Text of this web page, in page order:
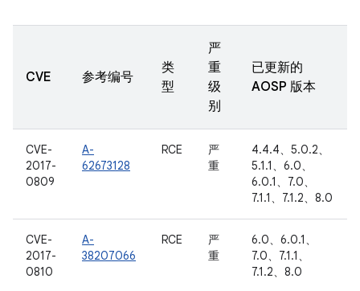
CVE 参考编号
类
型
严
重
级
别
已更新的
AOSP 版本
CVE-
2017-
0809
A-
62673128
RCE
严
重
4.4.4、5.0.2、
5.1.1、6.0、
6.0.1、7.0、
7.1.1、7.1.2、8.0
CVE-
2017-
0810
A-
38207066
RCE
严
重
6.0、6.0.1、
7.0、7.1.1、
7.1.2、8.0